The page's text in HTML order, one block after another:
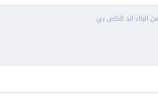
الباك اند الخاص بي